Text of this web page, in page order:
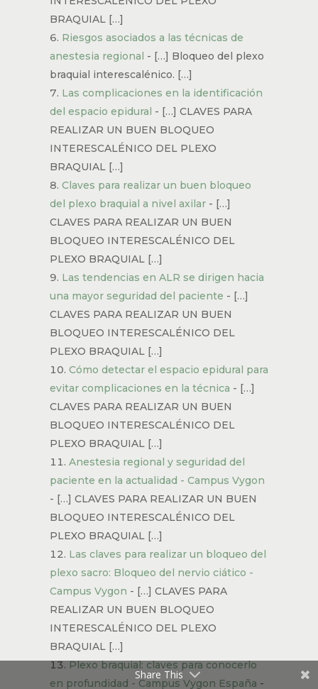
BRAQUIAL […]
Riesgos asociados a las técnicas de
anestesia regional - […] Bloqueo del plexo
braquial interescalénico. […]
Las complicaciones en la identificación
del espacio epidural - […] CLAVES PARA
REALIZAR UN BUEN BLOQUEO
INTERESCALÉNICO DEL PLEXO
BRAQUIAL […]
Claves para realizar un buen bloqueo
del plexo braquial a nivel axilar- […]
CLAVES PARA REALIZAR UN BUEN
BLOQUEO INTERESCALÉNICO DEL
PLEXO BRAQUIAL […]
Las tendencias en ALR se dirigen hacia
una mayor seguridad del paciente - […]
CLAVES PARA REALIZAR UN BUEN
BLOQUEO INTERESCALÉNICO DEL
PLEXO BRAQUIAL […]
Cómo detectar el espacio epidural para
evitar complicaciones en la técnica - […]
CLAVES PARA REALIZAR UN BUEN
BLOQUEO INTERESCALÉNICO DEL
PLEXO BRAQUIAL […]
Anestesia regional y seguridad del
paciente en la actualidad - Campus Vygon
- […] CLAVES PARA REALIZAR UN BUEN
BLOQUEO INTERESCALÉNICO DEL
PLEXO BRAQUIAL […]
Las claves para realizar un bloqueo del
plexo sacro: Bloqueo del nervio ciático -
Campus Vygon - […] CLAVES PARA
REALIZAR UN BUEN BLOQUEO
INTERESCALÉNICO DEL PLEXO
BRAQUIAL […]
Plexo braquial: claves para conocerlo
en profundidad - Campus Vygon España -
Share This